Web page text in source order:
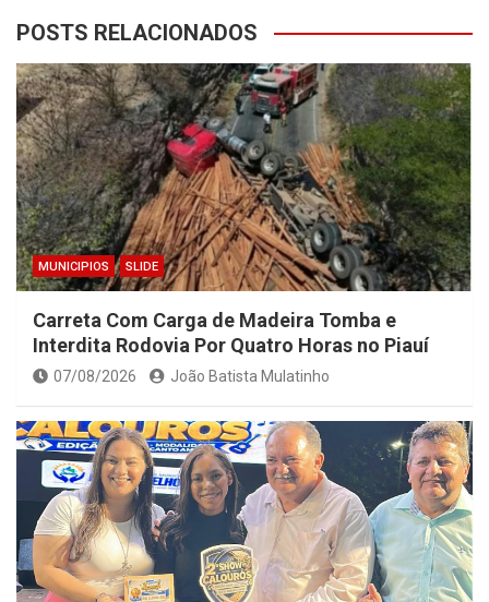
POSTS RELACIONADOS
MUNICIPIOS SLIDE
Carreta Com Carga de Madeira Tomba e
Interdita Rodovia Por Quatro Horas no Piauí
07/08/2026 João Batista Mulatinho